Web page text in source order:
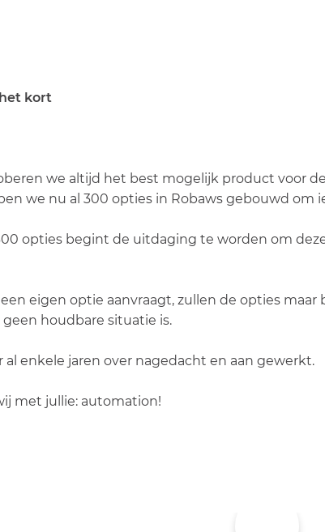
kort
we altijd het best mogelijk product voor
we nu al 300 opties in Robaws gebouwd
opties begint de uitdaging te worden om
eigen optie aanvraagt, zullen de opties maar
houdbare situatie is.
al enkele jaren over nagedacht en aan gewerkt.
met jullie: automation!